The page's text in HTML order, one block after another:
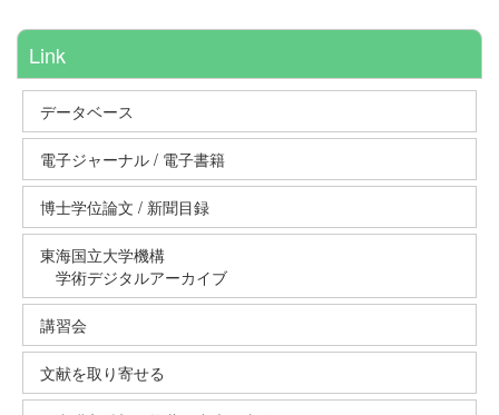
Link
データベース
電子ジャーナル / 電子書籍
博士学位論文 / 新聞目録
東海国立大学機構
学術デジタルアーカイブ
講習会
文献を取り寄せる